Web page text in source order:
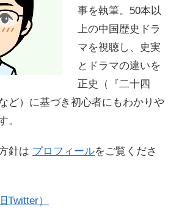
事を執筆。50本以
上の中国歴史ドラ
マを視聴し、史実
とドラマの違いを
正史（『二十四
ど）に基づき初心者にもわかりや
。
針は プロフィールをご覧くださ
Twitter）